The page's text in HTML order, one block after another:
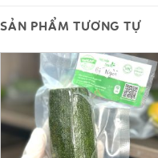
SẢN PHẨM TƯƠNG TỰ